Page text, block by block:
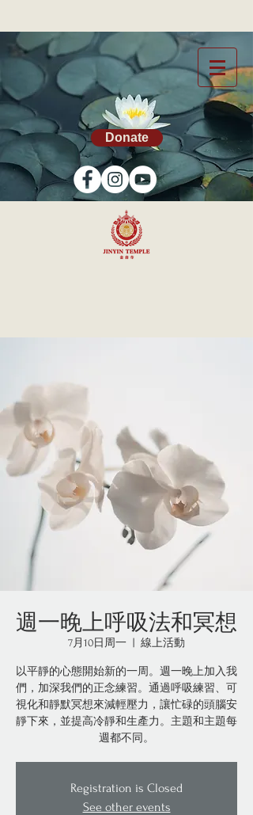
Donate
週一晚上呼吸法和冥想
7月10日周一 線上活動
以平靜的心態開始新的一周。週一晚上加入我
們，加深我們的正念練習。通過呼吸練習、可
視化和靜默冥想來減輕壓力，讓忙碌的頭腦安
靜下來，並提高冷靜和生產力。主題和主題每
週都不同。
Registration is Closed
See other events